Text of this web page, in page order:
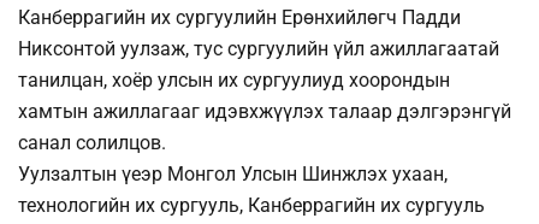
Канберрагийн их сургуулийн Ерөнхийлөгч Падди
Никсонтой уулзаж, тус сургуулийн үйл ажиллагаатай
танилцан, хоёр улсын их сургуулиуд хоорондын
хамтын ажиллагааг идэвхжүүлэх талаар дэлгэрэнгүй
санал солилцов.
Уулзалтын үеэр Монгол Улсын Шинжлэх ухаан,
технологийн их сургууль, Канберрагийн их сургууль